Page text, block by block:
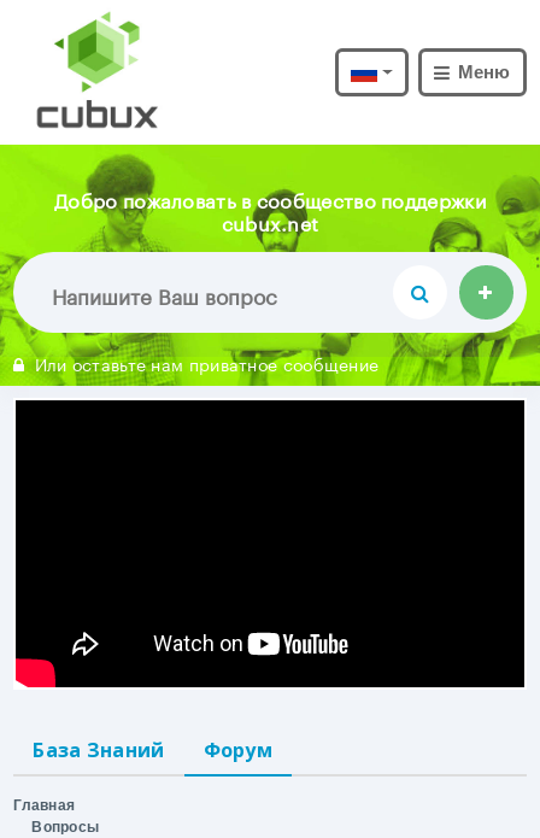
Меню
Добро пожаловать в сообщество поддержки
cubux.net
Или оставьте нам приватное сообщение
База Знаний Форум
Главная
Вопросы